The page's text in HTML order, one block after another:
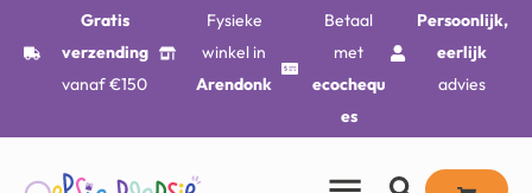
Gratis
verzending
vanaf €150
Fysieke
winkel in
Arendonk
Betaal
met
ecochequ
es
Persoonlijk,
eerlijk
advies